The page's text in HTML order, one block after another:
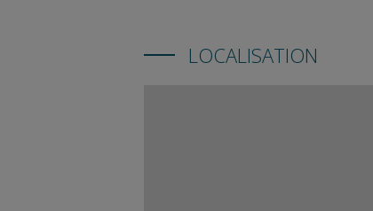
LOCALISATION